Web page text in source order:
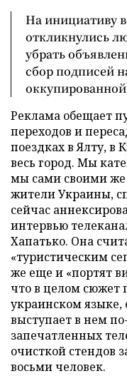
На инициативу
откликнулись
убрать
сбор подписей
Реклама обещает
переходов и
поездках в Ялту, в
весь город. Мы
мы сами своими же
жители Украины,
сейчас
интервью
Хапатько. Она
«туристическим
же еще и «портят
что в целом сюжет
украинском языке,
выступает в нем
запечатленных
очисткой стендов
восьми человек.